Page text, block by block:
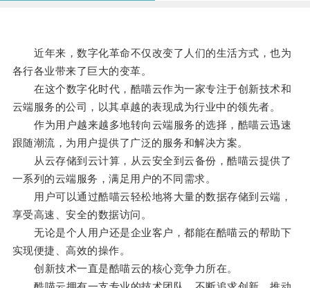
近年来，数字化革命不仅改变了人们的生活方式，也为
各行各业带来了巨大的变革。
在这个数字化时代，酷喵云作为一家专注于创新技术和
云端服务的公司，以其卓越的表现成为行业中的领先者。
作为用户越来越多地转向云端服务的选择，酷喵云迅速
跟随潮流，为用户提供了广泛的服务和解决方案。
从云存储到云计算，从云安全到云备份，酷喵云提供了
一系列的云端服务，满足用户的不同需求。
用户可以通过酷喵云轻松地将大量的数据存储到云端，
享受高速、安全的数据访问。
无论是个人用户还是企业客户，都能在酷喵云的帮助下
实现便捷、高效的操作。
创新技术一直是酷喵云的核心竞争力所在。